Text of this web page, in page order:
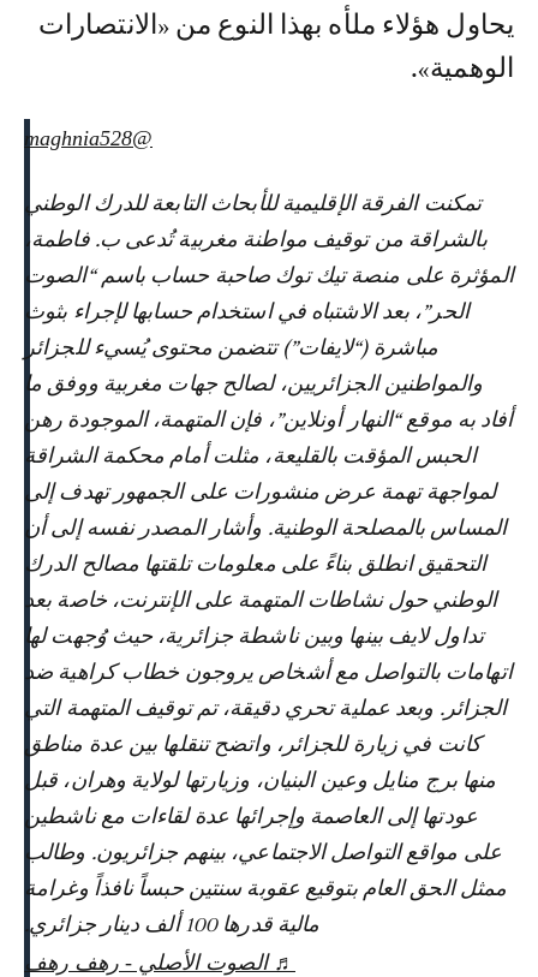
يحاول هؤلاء ملأه بهذا النوع من «الانتصارات
الوهمية».
@maghnia528
تمكنت الفرقة الإقليمية للأبحاث التابعة للدرك الوطني
بالشراقة من توقيف مواطنة مغربية تُدعى ب. فاطمة،
المؤثرة على منصة تيك توك صاحبة حساب باسم “الصوت
الحر”، بعد الاشتباه في استخدام حسابها لإجراء بثوث
مباشرة (“لايفات”) تتضمن محتوى يُسيء للجزائر
والمواطنين الجزائريين، لصالح جهات مغربية ووفق ما
أفاد به موقع “النهار أونلاين”، فإن المتهمة، الموجودة رهن
الحبس المؤقت بالقليعة، مثلت أمام محكمة الشراقة
لمواجهة تهمة عرض منشورات على الجمهور تهدف إلى
المساس بالمصلحة الوطنية. وأشار المصدر نفسه إلى أن
التحقيق انطلق بناءً على معلومات تلقتها مصالح الدرك
الوطني حول نشاطات المتهمة على الإنترنت، خاصة بعد
تداول لايف بينها وبين ناشطة جزائرية، حيث وُجهت لها
اتهامات بالتواصل مع أشخاص يروجون خطاب كراهية ضد
الجزائر. وبعد عملية تحري دقيقة، تم توقيف المتهمة التي
كانت في زيارة للجزائر، واتضح تنقلها بين عدة مناطق
منها برج منايل وعين البنيان، وزيارتها لولاية وهران، قبل
عودتها إلى العاصمة وإجرائها عدة لقاءات مع ناشطين
على مواقع التواصل الاجتماعي، بينهم جزائريون. وطالب
ممثل الحق العام بتوقيع عقوبة سنتين حبساً نافذاً وغرامة
مالية قدرها 100 ألف دينار جزائري.
♬ الصوت الأصلي - رهف رهف